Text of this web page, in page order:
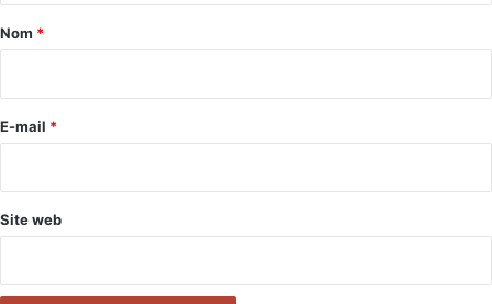
a
e
Nom *
E-mail *
Site web